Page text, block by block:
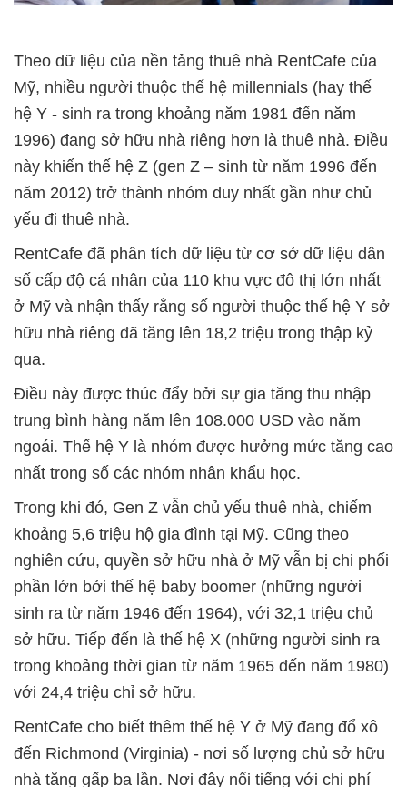
Theo dữ liệu của nền tảng thuê nhà RentCafe của
Mỹ, nhiều người thuộc thế hệ millennials (hay thế
hệ Y - sinh ra trong khoảng năm 1981 đến năm
1996) đang sở hữu nhà riêng hơn là thuê nhà. Điều
này khiến thế hệ Z (gen Z – sinh từ năm 1996 đến
năm 2012) trở thành nhóm duy nhất gần như chủ
yếu đi thuê nhà.
RentCafe đã phân tích dữ liệu từ cơ sở dữ liệu dân
số cấp độ cá nhân của 110 khu vực đô thị lớn nhất
ở Mỹ và nhận thấy rằng số người thuộc thế hệ Y sở
hữu nhà riêng đã tăng lên 18,2 triệu trong thập kỷ
qua.
Điều này được thúc đẩy bởi sự gia tăng thu nhập
trung bình hàng năm lên 108.000 USD vào năm
ngoái. Thế hệ Y là nhóm được hưởng mức tăng cao
nhất trong số các nhóm nhân khẩu học.
Trong khi đó, Gen Z vẫn chủ yếu thuê nhà, chiếm
khoảng 5,6 triệu hộ gia đình tại Mỹ. Cũng theo
nghiên cứu, quyền sở hữu nhà ở Mỹ vẫn bị chi phối
phần lớn bởi thế hệ baby boomer (những người
sinh ra từ năm 1946 đến 1964), với 32,1 triệu chủ
sở hữu. Tiếp đến là thế hệ X (những người sinh ra
trong khoảng thời gian từ năm 1965 đến năm 1980)
với 24,4 triệu chỉ sở hữu.
RentCafe cho biết thêm thế hệ Y ở Mỹ đang đổ xô
đến Richmond (Virginia) - nơi số lượng chủ sở hữu
nhà tăng gấp ba lần. Nơi đây nổi tiếng với chi phí